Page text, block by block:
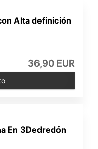
Alta definición
36,90 EUR
En 3Dedredón